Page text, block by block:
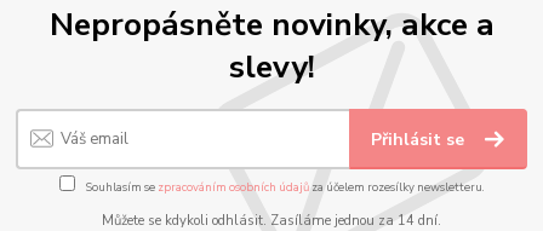
Nepropásněte novinky, akce a
slevy!
Přihlásit se
Souhlasím se zpracováním osobních údajůza účelem rozesílky newsletteru.
Můžete se kdykoli odhlásit. Zasíláme jednou za 14 dní.